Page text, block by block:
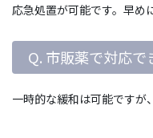
応急処置が可能です。早め
Q. 市販薬で対応で
一時的な緩和は可能ですが